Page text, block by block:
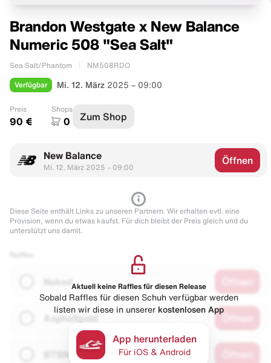
Brandon Westgate x New Balance
Numeric 508 "Sea Salt"
Sea Salt/Phantom NM508RDO
Verfügbar Mi. 12. März 2025 – 09:00
Preis
90 €
Shops
0 Zum Shop
New Balance
Mi. 12. März 2025 – 09:00
Öffnen
Diese Seite enthält Links zu unseren Partnern. Wir erhalten evtl. eine
Provision, wenn du etwas kaufst. Für dich bleibt der Preis gleich und du
unterstützt uns damit.
Naked
Asphaltgold
Aktuell keine Raffles für diesen Release
Sobald Raffles für diesen Schuh verfügbar werden
listen wir diese in unserer kostenlosen App
App herunterladen
Für iOS & Android